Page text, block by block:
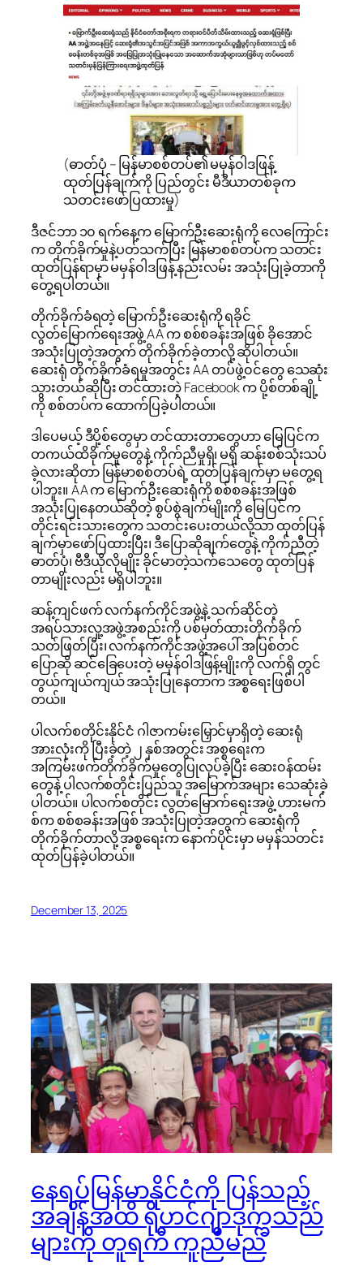
(ဓာတ်ပုံ – မြန်မာစစ်တပ်၏ မမှန်၀ါဒဖြန့်
ထုတ်ပြန်ချက်ကို ပြည်တွင်း မီဒီယာတစ်ခုက
သတင်းဖော်ပြထားမှု)
ဒီဇင်ဘာ ၁၀ ရက်နေ့က မြောက်ဦးဆေးရုံကို လေကြောင်း
က တိုက်ခိုက်မှုနဲ့ပတ်သက်ပြီး မြန်မာစစ်တပ်က သတင်း
ထုတ်ပြန်ရာမှာ မမှန်၀ါဒဖြန့် နည်းလမ်း အသုံးပြုခဲ့တာကို
တွေ့ရပါတယ်။
တိုက်ခိုက်ခံရတဲ့ မြောက်ဦးဆေးရုံကို ရခိုင်
လွတ်မြောက်ရေးအဖွဲ့ AA က စစ်စခန်းအဖြစ် ခိုအောင်
အသုံးပြုတဲ့အတွက် တိုက်ခိုက်ခဲ့တာလို့ ဆိုပါတယ်။
ဆေးရုံ တိုက်ခိုက်ခံရမှုအတွင်း AA တပ်ဖွဲ့၀င်တွေ သေဆုံး
သွားတယ်ဆိုပြီး တင်ထားတဲ့ Facebook က ပို့စ်တစ်ချို့
ကို စစ်တပ်က ထောက်ပြခဲ့ပါတယ်။
ဒါပေမယ့် ဒီပို့စ်တွေမှာ တင်ထားတာတွေဟာ မြေပြင်က
တကယ်ထိခိုက်မှုတွေနဲ့ ကိုက်ညီမှုရှိ၊ မရှိ ဆန်းစစ်သုံးသပ်
ခဲ့လားဆိုတာ မြန်မာစစ်တပ်ရဲ့ ထုတ်ပြန်ချက်မှာ မတွေ့ရ
ပါဘူး။ AA က မြောက်ဦးဆေးရုံကို စစ်စခန်းအဖြစ်
အသုံးပြုနေတယ်ဆိုတဲ့ စွပ်စွဲချက်မျိုးကို မြေပြင်က
တိုင်းရင်းသားတွေက သတင်းပေးတယ်လို့သာ ထုတ်ပြန်
ချက်မှာဖော်ပြထားပြီး၊ ဒီပြောဆိုချက်တွေနဲ့ ကိုက်ညီတဲ့
ဓာတ်ပုံ၊ ဗီဒီယိုလိုမျိုး ခိုင်မာတဲ့သက်သေတွေ ထုတ်ပြန်
တာမျိုးလည်း မရှိပါဘူး။
ဆန့်ကျင်ဖက် လက်နက်ကိုင်အဖွဲ့နဲ့ သက်ဆိုင်တဲ့
အရပ်သားလူ့အဖွဲ့အစည်းကို ပစ်မှတ်ထားတိုက်ခိုက်
သတ်ဖြတ်ပြီး၊ လက်နက်ကိုင်အဖွဲ့အပေါ် အပြစ်တင်
ပြောဆို ဆင်ခြေပေးတဲ့ မမှန်၀ါဒဖြန့်မျိုးကို လက်ရှိ တွင်
တွယ်ကျယ်ကျယ် အသုံးပြုနေတာက အစ္စရေးဖြစ်ပါ
တယ်။
ပါလက်စတိုင်းနိုင်ငံ ဂါဇာကမ်းမြှောင်မှာရှိတဲ့ ဆေးရုံ
အားလုံးကို ပြီးခဲ့တဲ့ ၂ နှစ်အတွင်း အစ္စရေးက
အကြမ်းဖက်တိုက်ခိုက်မှုတွေပြုလုပ်ခဲ့ပြီး ဆေး၀န်ထမ်း
တွေနဲ့ ပါလက်စတိုင်းပြည်သူ အမြောက်အများ သေဆုံးခဲ့
ပါတယ်။ ပါလက်စတိုင်း လွတ်မြောက်ရေးအဖွဲ့ ဟားမက်
စ်က စစ်စခန်းအဖြစ် အသုံးပြုတဲ့အတွက် ဆေးရုံကို
တိုက်ခိုက်တာလို့ အစ္စရေးက နောက်ပိုင်းမှာ မမှန်သတင်း
ထုတ်ပြန်ခဲ့ပါတယ်။
December 13, 2025
နေရပ်မြန်မာနိုင်ငံကို ပြန်သည့်
အချိန်အထိ ရိုဟင်ဂျာဒုက္ခသည်
များကို တူရကီ ကူညီမည်